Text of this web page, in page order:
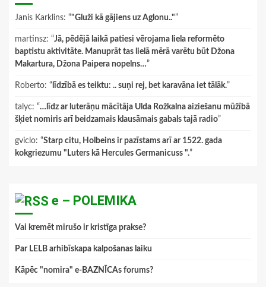
Janis Karklins: “"Gluži kā gājiens uz Aglonu.."”
martinsz: “Jā, pēdējā laikā patiesi vērojama liela reformēto
baptistu aktivitāte. Manuprāt tas lielā mērā varētu būt Džona
Makartura, Džona Paipera nopelns…”
Roberto: “ līdzībā es teiktu: .. suņi rej, bet karavāna iet tālāk.”
talyc: “…līdz ar luterāņu mācītāja Ulda Rožkalna aiziešanu mūžībā
šķiet nomiris arī beidzamais klausāmais gabals tajā radio”
gviclo: “Starp citu, Holbeins ir pazīstams arī ar 1522. gada
kokgriezumu "Luters kā Hercules Germanicuss ".”
e – POLEMIKA
Vai kremēt mirušo ir kristīga prakse?
Par LELB arhibīskapa kalpošanas laiku
Kāpēc "nomira" e-BAZNĪCAs forums?